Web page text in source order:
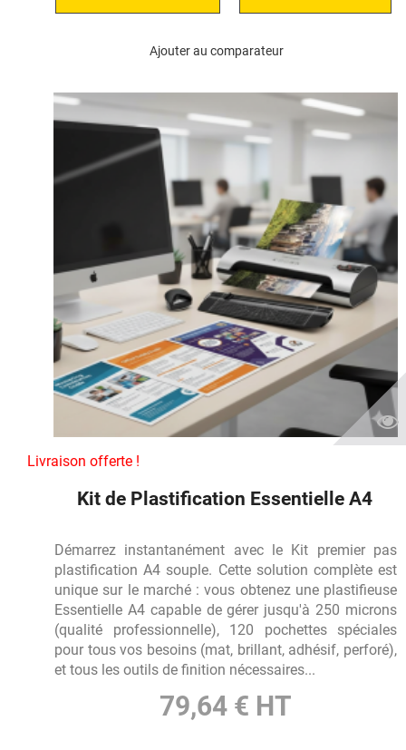
Ajouter au comparateur
Livraison offerte !
Kit de Plastification Essentielle A4
Démarrez instantanément avec le Kit premier pas
plastification A4 souple. Cette solution complète est
unique sur le marché : vous obtenez une plastifieuse
Essentielle A4 capable de gérer jusqu'à 250 microns
(qualité professionnelle), 120 pochettes spéciales
pour tous vos besoins (mat, brillant, adhésif, perforé),
et tous les outils de finition nécessaires...
79,64 € HT